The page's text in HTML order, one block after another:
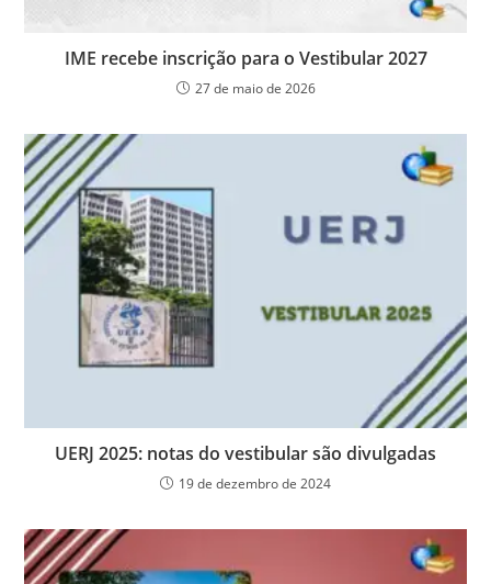
IME recebe inscrição para o Vestibular 2027
27 de maio de 2026
UERJ 2025: notas do vestibular são divulgadas
19 de dezembro de 2024